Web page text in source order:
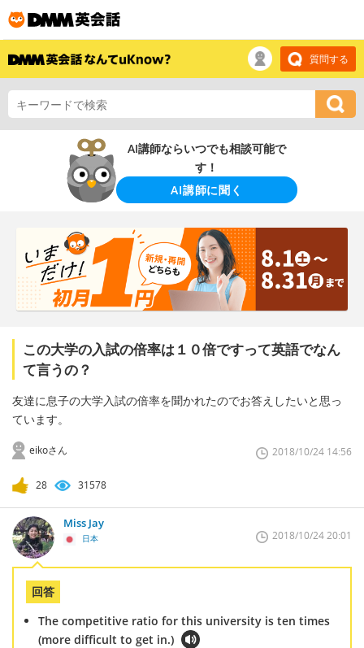
質問する
AI講師ならいつでも相談可能で
す！
AI講師に聞く
この大学の入試の倍率は１０倍ですって英語でなん
て言うの？
友達に息子の大学入試の倍率を聞かれたのでお答えしたいと思っ
ています。
eikoさん 2018/10/24 14:56
28 31578
Miss Jay
日本 2018/10/24 20:01
回答
The competitive ratio for this university is ten times
(more difficult to get in.)